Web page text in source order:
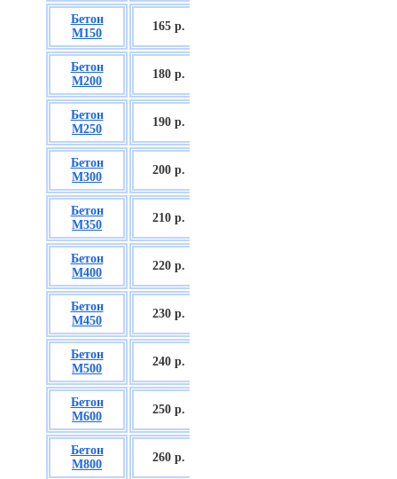
Бетон
М150
165 р.
Бетон
М200
180 р.
Бетон
М250
190 р.
Бетон
М300
200 р.
Бетон
М350
210 р.
Бетон
М400
220 р.
Бетон
М450
230 р.
Бетон
М500
240 р.
Бетон
М600
250 р.
Бетон
М800
260 р.